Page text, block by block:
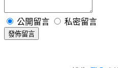
公開留言 私密留言
發佈留言